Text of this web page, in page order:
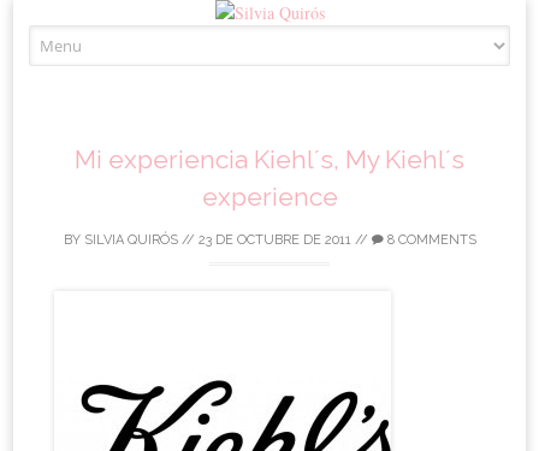
Mi experiencia Kiehl´s, My Kiehl´s
experience
BY SILVIA QUIRÓS// 23 DE OCTUBRE DE 2011// 8 COMMENTS